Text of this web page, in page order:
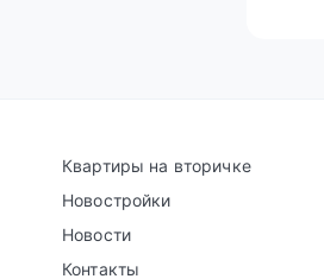
Квартиры на вторичке
Новостройки
Новости
Контакты